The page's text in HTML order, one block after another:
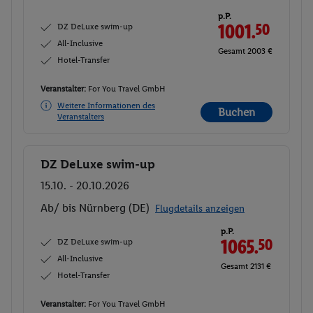
DZ DeLuxe swim-up
All-Inclusive
Hotel-Transfer
p.P.
1001.50
Gesamt 2003 €
Veranstalter: For You Travel GmbH
Weitere Informationen des
Veranstalters
Buchen
Buchen
DZ DeLuxe swim-up
15.10. - 20.10.2026
Ab/ bis Nürnberg (DE) Flugdetails anzeigen
DZ DeLuxe swim-up
All-Inclusive
Hotel-Transfer
p.P.
1065.50
Gesamt 2131 €
Veranstalter: For You Travel GmbH